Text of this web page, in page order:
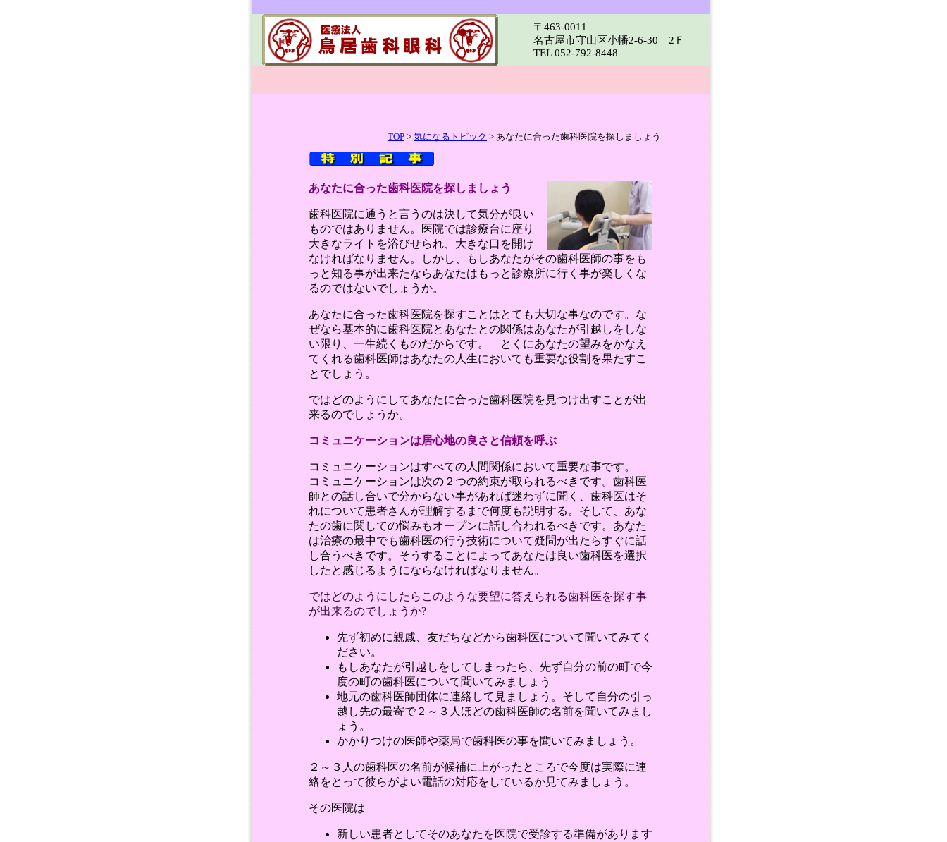
〒463-0011
名古屋市守山区小幡2-6-30 2Ｆ
TEL 052-792-8448
TOP > 気になるトピック > あなたに合った歯科医院を探しましょう
あなたに合った歯科医院を探しましょう
歯科医院に通うと言うのは決して気分が良い
ものではありません。医院では診療台に座り
大きなライトを浴びせられ、大きな口を開け
なければなりません。しかし、もしあなたがその歯科医師の事をも
っと知る事が出来たならあなたはもっと診療所に行く事が楽しくな
るのではないでしょうか。
あなたに合った歯科医院を探すことはとても大切な事なのです。な
ぜなら基本的に歯科医院とあなたとの関係はあなたが引越しをしな
い限り、一生続くものだからです。 とくにあなたの望みをかなえ
てくれる歯科医師はあなたの人生においても重要な役割を果たすこ
とでしょう。
ではどのようにしてあなたに合った歯科医院を見つけ出すことが出
来るのでしょうか。
コミュニケーションは居心地の良さと信頼を呼ぶ
コミュニケーションはすべての人間関係において重要な事です。
コミュニケーションは次の２つの約束が取られるべきです。歯科医
師との話し合いで分からない事があれば迷わずに聞く、歯科医はそ
れについて患者さんが理解するまで何度も説明する。そして、あな
たの歯に関しての悩みもオープンに話し合われるべきです。あなた
は治療の最中でも歯科医の行う技術について疑問が出たらすぐに話
し合うべきです。そうすることによってあなたは良い歯科医を選択
したと感じるようにならなければなりません。
ではどのようにしたらこのような要望に答えられる歯科医を探す事
が出来るのでしょうか?
先ず初めに親戚、友だちなどから歯科医について聞いてみてく
ださい。
もしあなたが引越しをしてしまったら、先ず自分の前の町で今
度の町の歯科医について聞いてみましょう
地元の歯科医師団体に連絡して見ましょう。そして自分の引っ
越し先の最寄で２～３人ほどの歯科医師の名前を聞いてみまし
ょう。
かかりつけの医師や薬局で歯科医の事を聞いてみましょう。
２～３人の歯科医の名前が候補に上がったところで今度は実際に連
絡をとって彼らがよい電話の対応をしているか見てみましょう。
その医院は
新しい患者としてそのあなたを医院で受診する準備があります